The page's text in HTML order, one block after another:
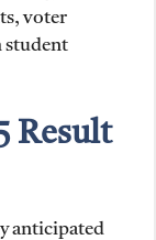
voter
student
Result
anticipated